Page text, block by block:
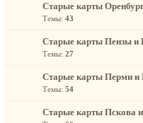
Старые карты
Темы: 43
Старые карты Пензы и
Темы: 27
Старые карты Перми и
Темы: 54
Старые карты Пскова